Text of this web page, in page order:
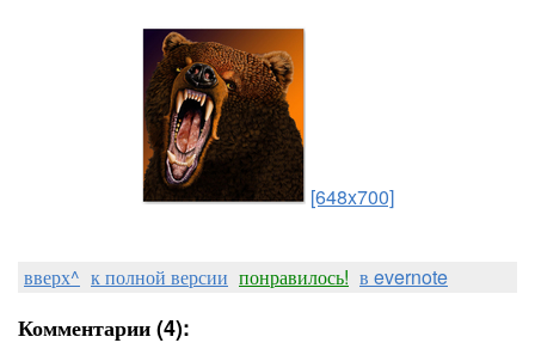
[648x700]
вверх^ к полной версии понравилось! в evernote
Комментарии (4):